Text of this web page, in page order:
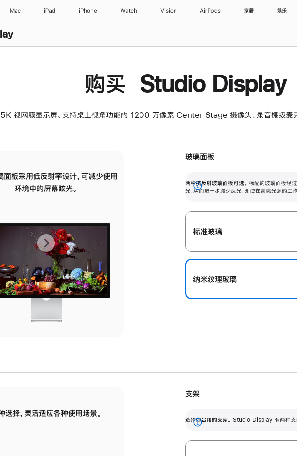
Mac iPad iPhone Watch Vision AirPods 家居 娱乐
购买 Studio Display
视网膜显示屏、支持桌上视角功能的 1200 万像素 Center Stage 摄像头、录音棚级麦克
面板采用低反射率设计，可减少使用
环境中的屏幕眩光。
有高亮光源的场所使用，也能保持出色画质。
上
一
张
图
面
下
一
张
图
面
玻璃面板
两种抗反射玻璃面板可选。 标配的玻璃面板经
光，从而进一步减少反光，即使在高亮光源的工
展
标准玻璃
纳米纹理玻璃
选择，灵活适应各种使用场景。
调节范围。
支架
选择你合用的支架。 Studio Display 有两种支
展
开